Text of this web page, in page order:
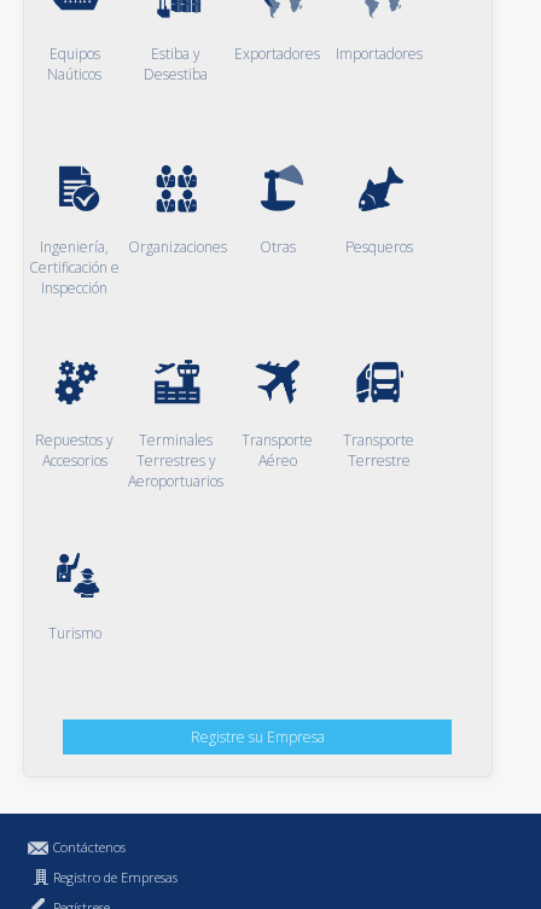
Equipos
Naúticos
Estiba y
Desestiba
Exportadores Importadores
Ingeniería,
Certificación e
Inspección
Organizaciones Otras Pesqueros
Repuestos y
Accesorios
Terminales
Terrestres y
Aeroportuarios
Transporte
Aéreo
Transporte
Terrestre
Turismo
Registre su Empresa
Contáctenos
Registro de Empresas